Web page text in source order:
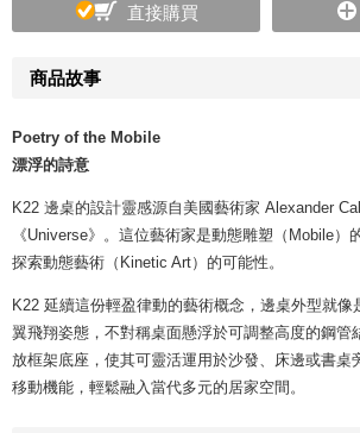
商品故事
Poetry of the Mobile
漂浮的詩意
K22 邊桌的設計靈感源自美國藝術家 Alexander
《Universe》。這位藝術家是動態雕塑（Mobile）
探索動態藝術（Kinetic Art）的可能性。
K22 延續這份輕盈律動的藝術概念，邊桌外型就像
翼飛翔姿態，不對稱桌面懸浮於可調整高度的鋼管
放框架底座，使其可靈活運用於沙發、床邊或書桌
移動機能，輕鬆融入當代多元的居家空間。
直接購買